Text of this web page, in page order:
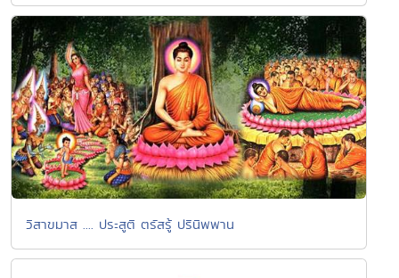
วิสาขมาส .... ประสูติ ตรัสรู้ ปรินิพพาน